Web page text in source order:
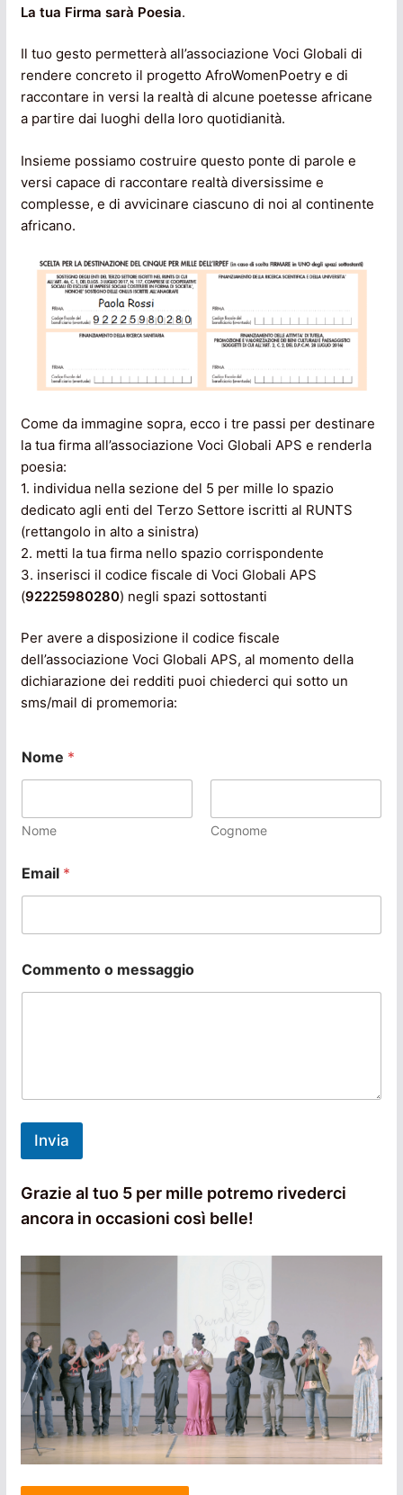
La tua Firma sarà Poesia.
Il tuo gesto permetterà all’associazione Voci Globali di
rendere concreto il progetto AfroWomenPoetry e di
raccontare in versi la realtà di alcune poetesse africane
a partire dai luoghi della loro quotidianità.
Insieme possiamo costruire questo ponte di parole e
versi capace di raccontare realtà diversissime e
complesse, e di avvicinare ciascuno di noi al continente
africano.
Come da immagine sopra, ecco i tre passi per destinare
la tua firma all’associazione Voci Globali APS e renderla
poesia:
1. individua nella sezione del 5 per mille lo spazio
dedicato agli enti del Terzo Settore iscritti al RUNTS
(rettangolo in alto a sinistra)
2. metti la tua firma nello spazio corrispondente
3. inserisci il codice fiscale di Voci Globali APS
(92225980280) negli spazi sottostanti
Per avere a disposizione il codice fiscale
dell’associazione Voci Globali APS, al momento della
dichiarazione dei redditi puoi chiederci qui sotto un
sms/mail di promemoria:
Nome *
Nome Cognome
Email *
Commento o messaggio
Invia
Grazie al tuo 5 per mille potremo rivederci
ancora in occasioni così belle!